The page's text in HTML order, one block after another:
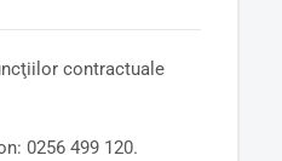
contractuale
0256 499 120.